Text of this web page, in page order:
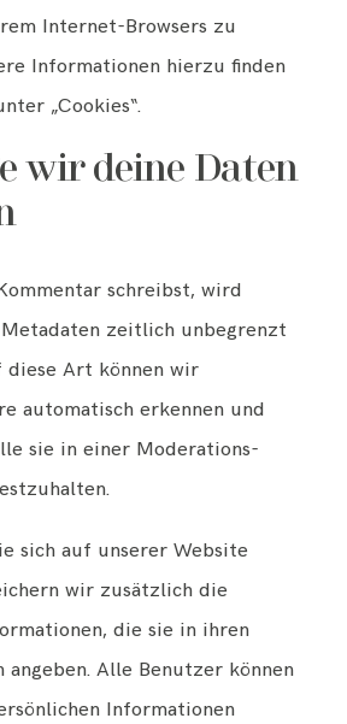
Internet-Browsers zu
Informationen hierzu finden
„Cookies“.
wir deine Daten
schreibst, wird
zeitlich unbegrenzt
diese Art können wir
automatisch erkennen und
sie in einer Moderations-
sich auf unserer Website
wir zusätzlich die
die sie in ihren
angeben. Alle Benutzer können
Informationen